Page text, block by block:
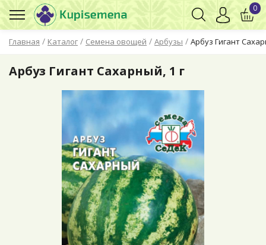
Главная / Каталог / Семена овощей / Арбузы / Арбуз Гигант
0
Арбуз Гигант Сахарный, 1 г